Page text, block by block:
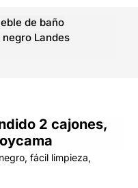
de baño
Landes
2 cajones,
fácil limpieza,